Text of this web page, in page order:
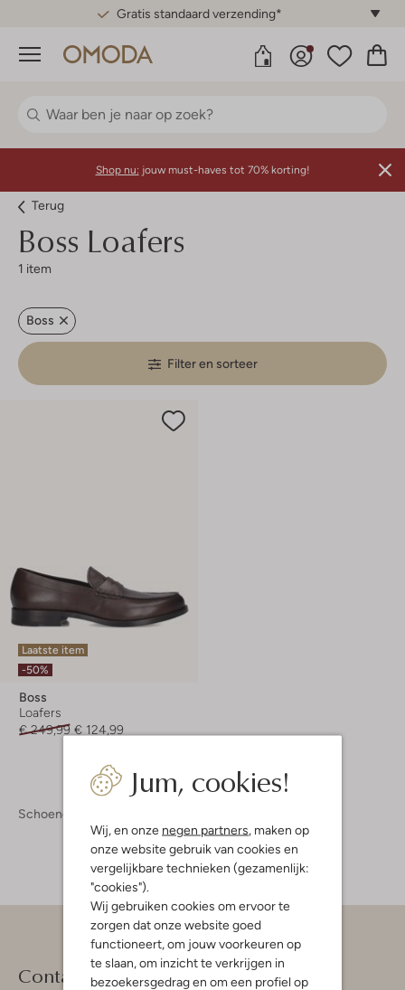
Gratis standaard verzending*
Menu
Jum, cookies!
Wij, en onze negen partners , maken op
onze website gebruik van cookies en
vergelijkbare technieken (gezamenlijk:
"cookies").
Wij gebruiken cookies om ervoor te
zorgen dat onze website goed
functioneert, om jouw voorkeuren op
te slaan, om inzicht te verkrijgen in
bezoekersgedrag en om een profiel op
Shop nu: jouw must-haves tot 70% korting!
Terug
Boss Loafers
1 item
Boss
Filter en sorteer
Laatste item
-50%
Boss
Loafers
€ 249,99 € 124,99
Schoenen
Contact